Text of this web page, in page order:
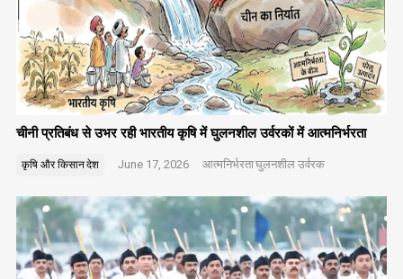
चीनी प्रतिबंध से उभर रही भारतीय कृषि में घुलनशील उर्वरकों में आत्मनिर्भरता
कृषि और किसानदेश June 17, 2026 आत्मनिर्भरताघुलनशील उर्वरक